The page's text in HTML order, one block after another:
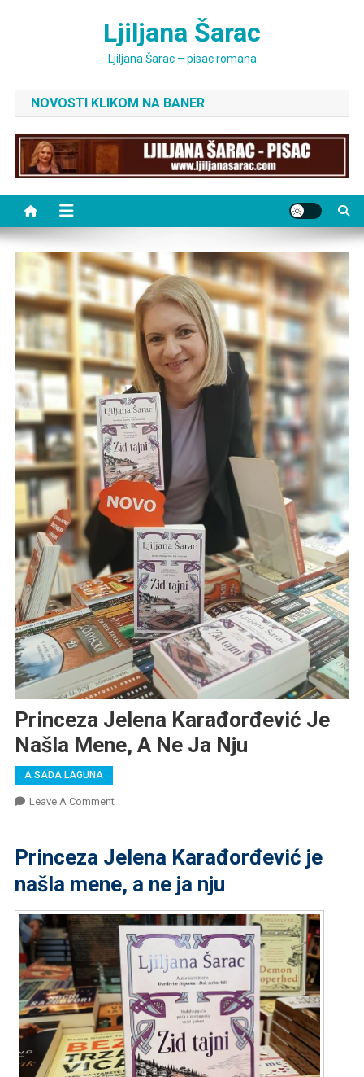
Ljiljana Šarac
Ljiljana Šarac – pisac romana
NOVOSTI KLIKOM NA BANER
Princeza Jelena Karađorđević Je
Našla Mene, A Ne Ja Nju
A SADA LAGUNA
Leave A CommentOn
Karađorđević
Našla
Mene,
A
Ne
Ja
Nju
Princeza Jelena Karađorđević je
našla mene, a ne ja nju